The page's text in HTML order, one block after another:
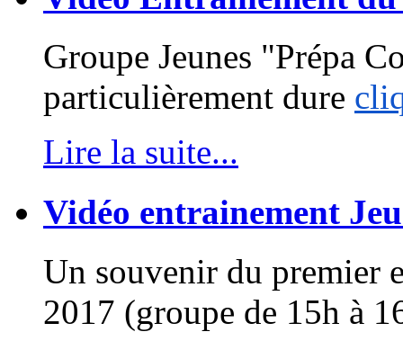
Groupe Jeunes "Prépa
particulièrement dure
Lire la suite...
Vidéo entrainement
Un souvenir du premier
2017 (groupe de 15h à